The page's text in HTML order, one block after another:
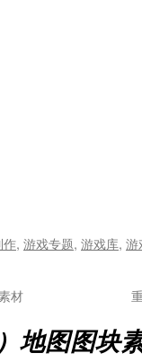
作, 游戏专题, 游戏库, 游
材
地图图块